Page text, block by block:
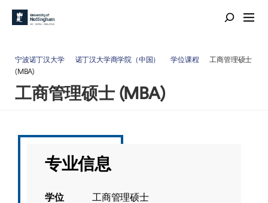
宁波诺丁汉大学 诺丁汉大学商学院（中国） 学位课程
工商管理硕士
(MBA)
工商管理硕士 (MBA)
专业信息
学位
工商管理硕士